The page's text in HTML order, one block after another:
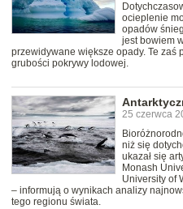
ocieplenie
opadów
jest bowiem
przewidywane większe opady. Te zaś
grubości pokrywy lodowej.
25 czerwca
niż się
ukazał się
Monash
University of
– informują o wynikach analizy
tego regionu świata.